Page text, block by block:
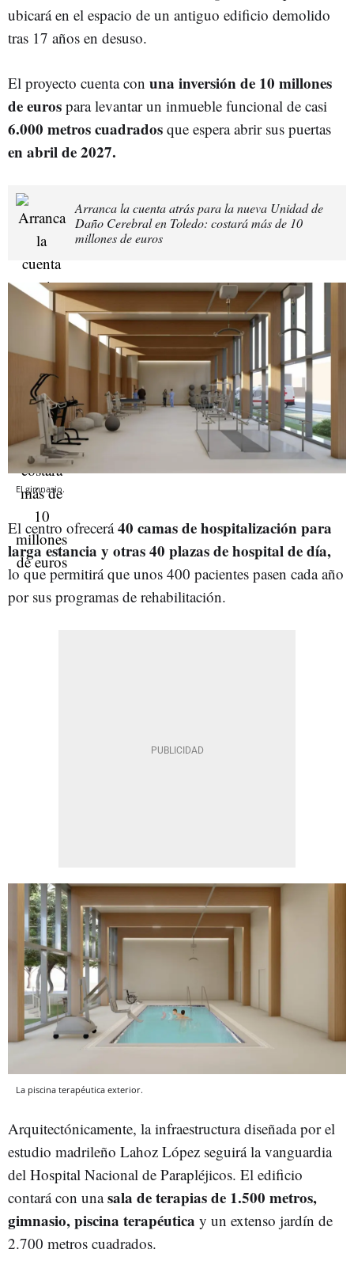
ubicará en el espacio de un antiguo edificio demolido
tras 17 años en desuso.
El proyecto cuenta con una inversión de 10 millones
de euros para levantar un inmueble funcional de casi
6.000 metros cuadrados que espera abrir sus puertas
en abril de 2027.
Arranca la cuenta atrás para la nueva Unidad de
Daño Cerebral en Toledo: costará más de 10
millones de euros
El gimnasio.
El centro ofrecerá40 camas de hospitalización para
larga estancia y otras 40 plazas de hospital de día,
lo que permitirá que unos 400 pacientes pasen cada año
por sus programas de rehabilitación.
La piscina terapéutica exterior.
Arquitectónicamente, la infraestructura diseñada por el
estudio madrileño Lahoz López seguirá la vanguardia
del Hospital Nacional de Parapléjicos. El edificio
contará con unasala de terapias de 1.500 metros,
gimnasio, piscina terapéutica y un extenso jardín de
2.700 metros cuadrados.